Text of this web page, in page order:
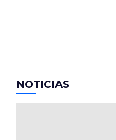
k
NOTICIAS